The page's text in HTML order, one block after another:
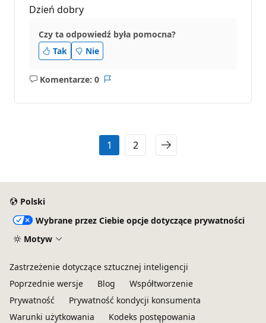
Dzień dobry
Czy ta odpowiedź była pomocna?
Tak
Nie
Komentarze: 0
Brak
1 2
Polski
Wybrane przez Ciebie opcje dotyczące prywatności
Motyw
Zastrzeżenie dotyczące sztucznej inteligencji
Poprzednie wersje
Blog
Współtworzenie
Prywatność
Prywatność kondycji konsumenta
Warunki użytkowania
Kodeks postępowania